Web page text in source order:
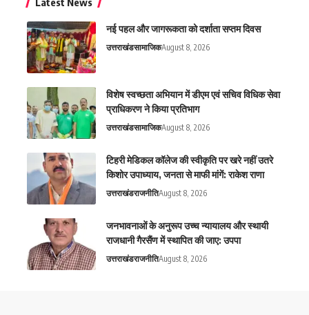
नई पहल और जागरूकता को दर्शाता सप्तम दिवस
उत्तराखंडसामाजिकAugust 8, 2026
विशेष स्वच्छता अभियान में डीएम एवं सचिव विधिक सेवा
प्राधिकरण ने किया प्रतिभाग
उत्तराखंडसामाजिकAugust 8, 2026
टिहरी मेडिकल कॉलेज की स्वीकृति पर खरे नहीं उतरे
किशोर उपाध्याय, जनता से माफी मांगें: राकेश राणा
उत्तराखंडराजनीतिAugust 8, 2026
जनभावनाओं के अनुरूप उच्च न्यायालय और स्थायी
राजधानी गैरसैंण में स्थापित की जाए: उपपा
उत्तराखंडराजनीतिAugust 8, 2026